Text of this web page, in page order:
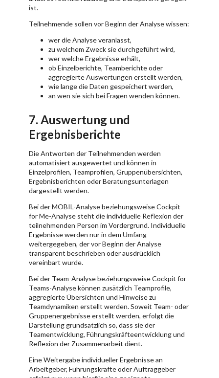
ist.
Teilnehmende sollen vor Beginn der Analyse wissen:
wer die Analyse veranlasst,
zu welchem Zweck sie durchgeführt wird,
wer welche Ergebnisse erhält,
ob Einzelberichte, Teamberichte oder
aggregierte Auswertungen erstellt werden,
wie lange die Daten gespeichert werden,
an wen sie sich bei Fragen wenden können.
7. Auswertung und
Ergebnisberichte
Die Antworten der Teilnehmenden werden
automatisiert ausgewertet und können in
Einzelprofilen, Teamprofilen, Gruppenübersichten,
Ergebnisberichten oder Beratungsunterlagen
dargestellt werden.
Bei der MOBIL-Analyse beziehungsweise Cockpit
for Me-Analyse steht die individuelle Reflexion der
teilnehmenden Person im Vordergrund. Individuelle
Ergebnisse werden nur in dem Umfang
weitergegeben, der vor Beginn der Analyse
transparent beschrieben oder ausdrücklich
vereinbart wurde.
Bei der Team-Analyse beziehungsweise Cockpit for
Teams-Analyse können zusätzlich Teamprofile,
aggregierte Übersichten und Hinweise zu
Teamdynamiken erstellt werden. Soweit Team- oder
Gruppenergebnisse erstellt werden, erfolgt die
Darstellung grundsätzlich so, dass sie der
Teamentwicklung, Führungskräfteentwicklung und
Reflexion der Zusammenarbeit dient.
Eine Weitergabe individueller Ergebnisse an
Arbeitgeber, Führungskräfte oder Auftraggeber